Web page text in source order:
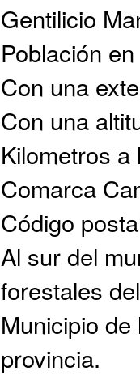
Gentilicio
Población
Con una
Con una
Kilometros
Comarca
Código
Al sur del
forestales
Municipio
provincia.